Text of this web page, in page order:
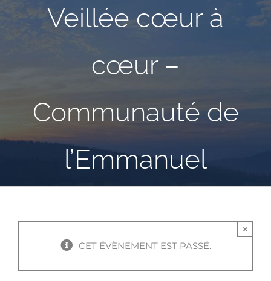
Veillée cœur à
cœur –
Communauté de
l’Emmanuel
CET ÉVÈNEMENT EST PASSÉ.
×